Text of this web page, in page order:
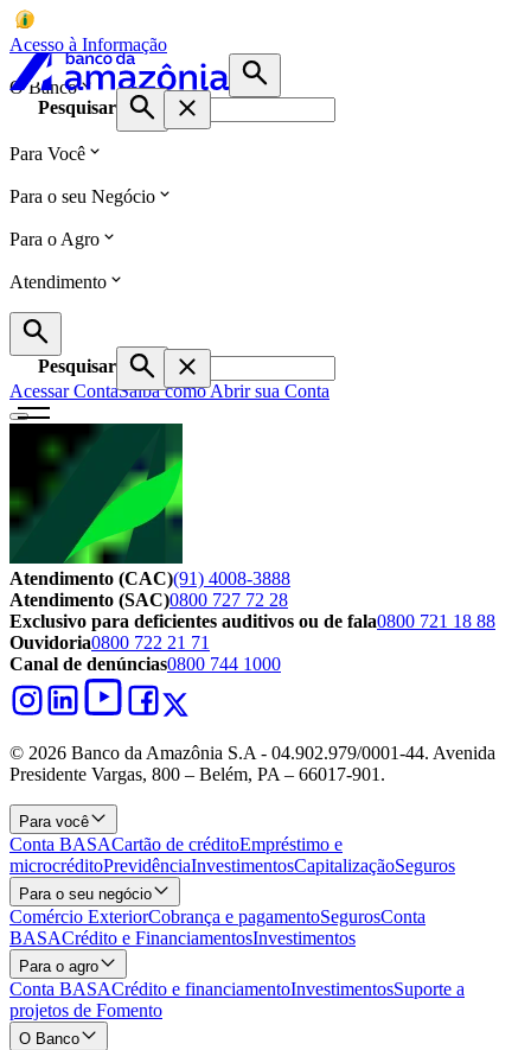
Acesso à Informação
O Banco
Pesquisar
Para Você
Para o seu Negócio
Para o Agro
Atendimento
Pesquisar
Acessar ContaSaiba como Abrir sua Conta
Atendimento (CAC)(91) 4008-3888
Atendimento (SAC)0800 727 72 28
Exclusivo para deficientes auditivos ou de fala0800 721 18 88
Ouvidoria0800 722 21 71
Canal de denúncias0800 744 1000
© 2026 Banco da Amazônia S.A - 04.902.979/0001‐44. Avenida
Presidente Vargas, 800 – Belém, PA – 66017-901.
Para você
Conta BASACartão de créditoEmpréstimo e
microcréditoPrevidênciaInvestimentosCapitalizaçãoSeguros
Para o seu negócio
Comércio ExteriorCobrança e pagamentoSegurosConta
BASACrédito e FinanciamentosInvestimentos
Para o agro
Conta BASACrédito e financiamentoInvestimentosSuporte a
projetos de Fomento
O Banco